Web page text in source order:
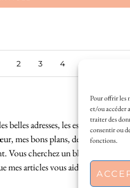
Pour offrir les
et/ou accéder
traiter des
consentir ou
fonctions.
2 3 4
adresses, les escapades
mes bons plans, des idées de
cherchez un blog lifestyle à
mes articles vous aideront à